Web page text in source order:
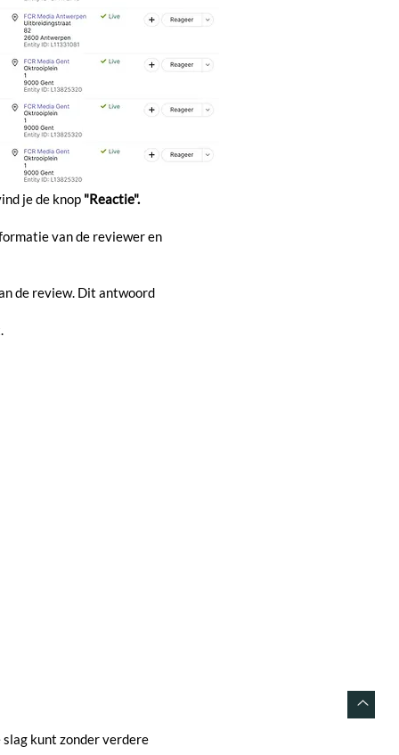
je de knop "Reactie".
van de reviewer en
de review. Dit antwoord
kunt zonder verdere